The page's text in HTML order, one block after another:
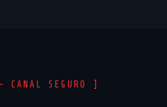
CANAL SEGURO ]